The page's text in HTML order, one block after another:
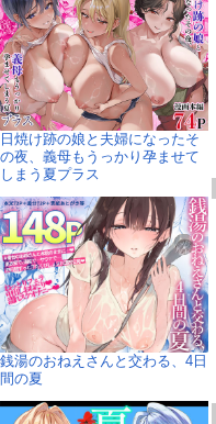
日焼け跡の娘と夫婦になったそ
の夜、義母もうっかり孕ませて
しまう夏プラス
銭湯のおねえさんと交わる、4日
間の夏